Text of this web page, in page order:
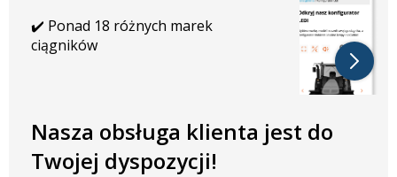
✔️ Ponad 18 różnych marek
ciągników
Nasza obsługa klienta jest do
Twojej dyspozycji!